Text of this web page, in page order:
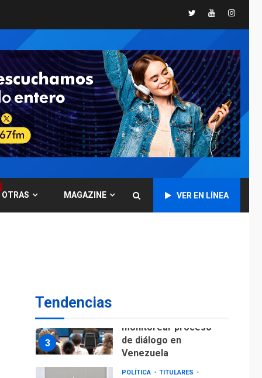
TwitterYoutube
OTRAS MAGAZINE VER EN LÍNEA
Tendencias
7
GUERRA EN EL MUNDO
Ucrania y Rusia
intensifican
ofensivas de largo
alcance
NACIONALES
TITULARES
ÚLTIMA HORA
Instalan carpas
metálicas como
terminales
Aeropuerto de
3
monitorear proceso
de diálogo en
Venezuela
POLÍTICA
TITULARES